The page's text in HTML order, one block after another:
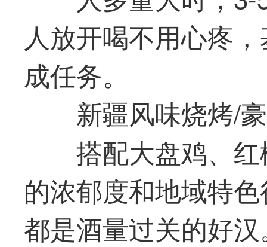
人放开喝不用心疼
成任务。
新疆风味烧烤/
搭配大盘鸡、
的浓郁度和地域特
都是酒量过关的好